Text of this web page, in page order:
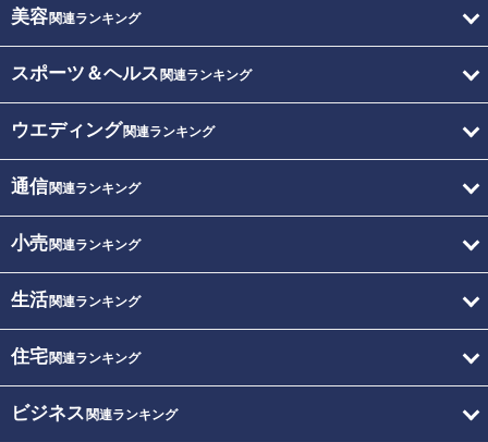
美容関連ランキング
スポーツ＆ヘルス 関連ランキング
ウエディング関連ランキング
通信関連ランキング
小売関連ランキング
生活関連ランキング
住宅関連ランキング
ビジネス 関連ランキング